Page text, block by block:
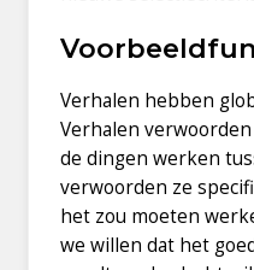
Verhalen hebben
Verhalen
de dingen werken
verwoorden ze
het zou moeten
we willen dat het